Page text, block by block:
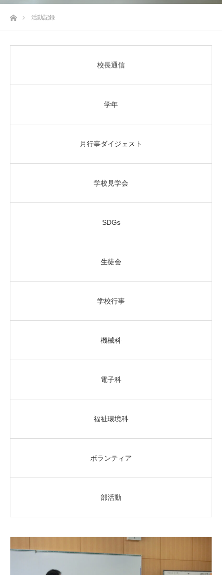
ホーム活動記録
校長通信
学年
月行事ダイジェスト
学校見学会
SDGs
生徒会
学校行事
機械科
電子科
福祉環境科
ボランティア
部活動